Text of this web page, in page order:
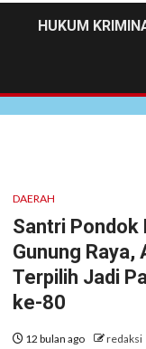
HUKUM
DAERAH
Santri
Gunung Raya,
Terpilih Jadi
ke-80
12 bulan ago redaksi